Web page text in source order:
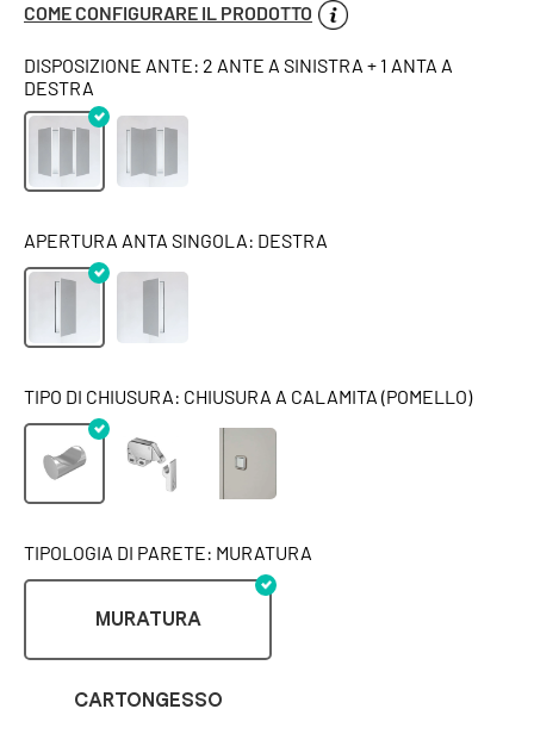
COME CONFIGURARE IL PRODOTTO
DISPOSIZIONE ANTE: 2 ANTE A SINISTRA + 1 ANTA A
DESTRA
APERTURA ANTA SINGOLA: DESTRA
TIPO DI CHIUSURA: CHIUSURA A CALAMITA (POMELLO)
TIPOLOGIA DI PARETE: MURATURA
MURATURA
CARTONGESSO